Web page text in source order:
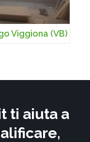
Viggiona (VB)
ti aiuta a